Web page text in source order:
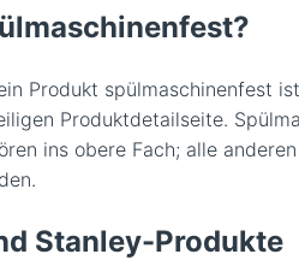
Produkt spülmaschinenfest
Produktdetailseite.
ins obere Fach; alle
Stanley-Produkte